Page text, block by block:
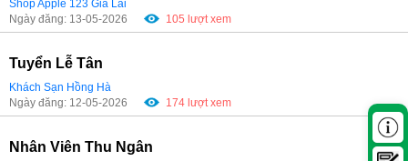
Shop Apple 123 Gia Lai
Ngày đăng: 13-05-2026
105 lượt xem
Tuyển Lễ Tân
Khách Sạn Hồng Hà
Ngày đăng: 12-05-2026
174 lượt xem
Nhân Viên Thu Ngân